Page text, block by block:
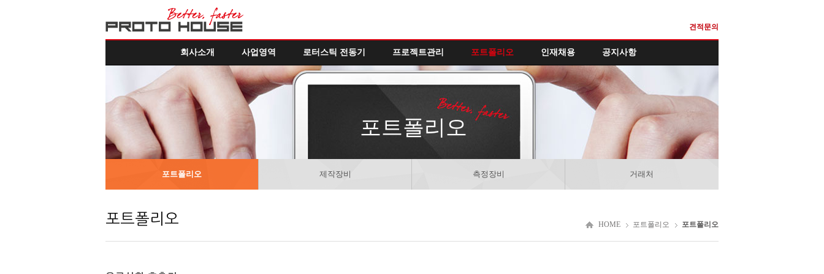
견적문의
회사소개 사업영역 로터스틱 전동기 프로젝트관리 포트폴리오 인재채용 공지사항
포트폴리오
포트폴리오 제작장비 측정장비 거래처
포트폴리오 HOME 포트폴리오 포트폴리오